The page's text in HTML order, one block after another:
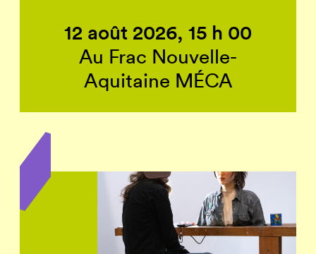
12 août 2026, 15 h 00
Au Frac Nouvelle-
Aquitaine MÉCA